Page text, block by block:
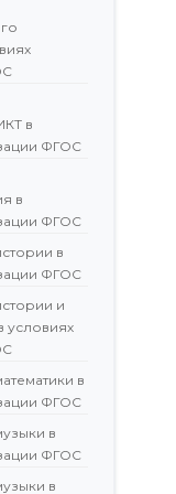
в
ФГОС
в
ФГОС
в
ФГОС
и
условиях
в
ФГОС
в
ФГОС
в